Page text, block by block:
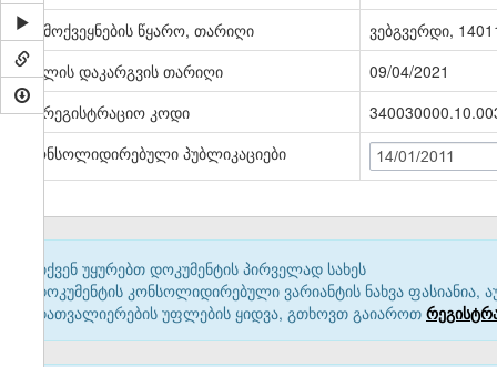
გამოქვეყნების წყარო, თარიღი
ვებგვერდი,
ძალის დაკარგვის თარიღი
09/04/2021
სარეგისტრაციო კოდი
კონსოლიდირებული პუბლიკაციები
14/01/2011
თქვენ უყურებთ დოკუმენტის პირველად სახეს
დოკუმენტის კონსოლიდირებული ვარიანტის ნახვა ფასიანია,
დათვალიერების უფლების ყიდვა, გთხოვთ გაიაროთ